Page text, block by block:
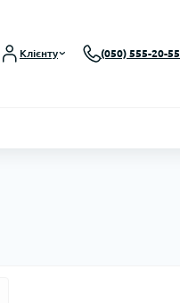
Клієнту (050) 555-20-55